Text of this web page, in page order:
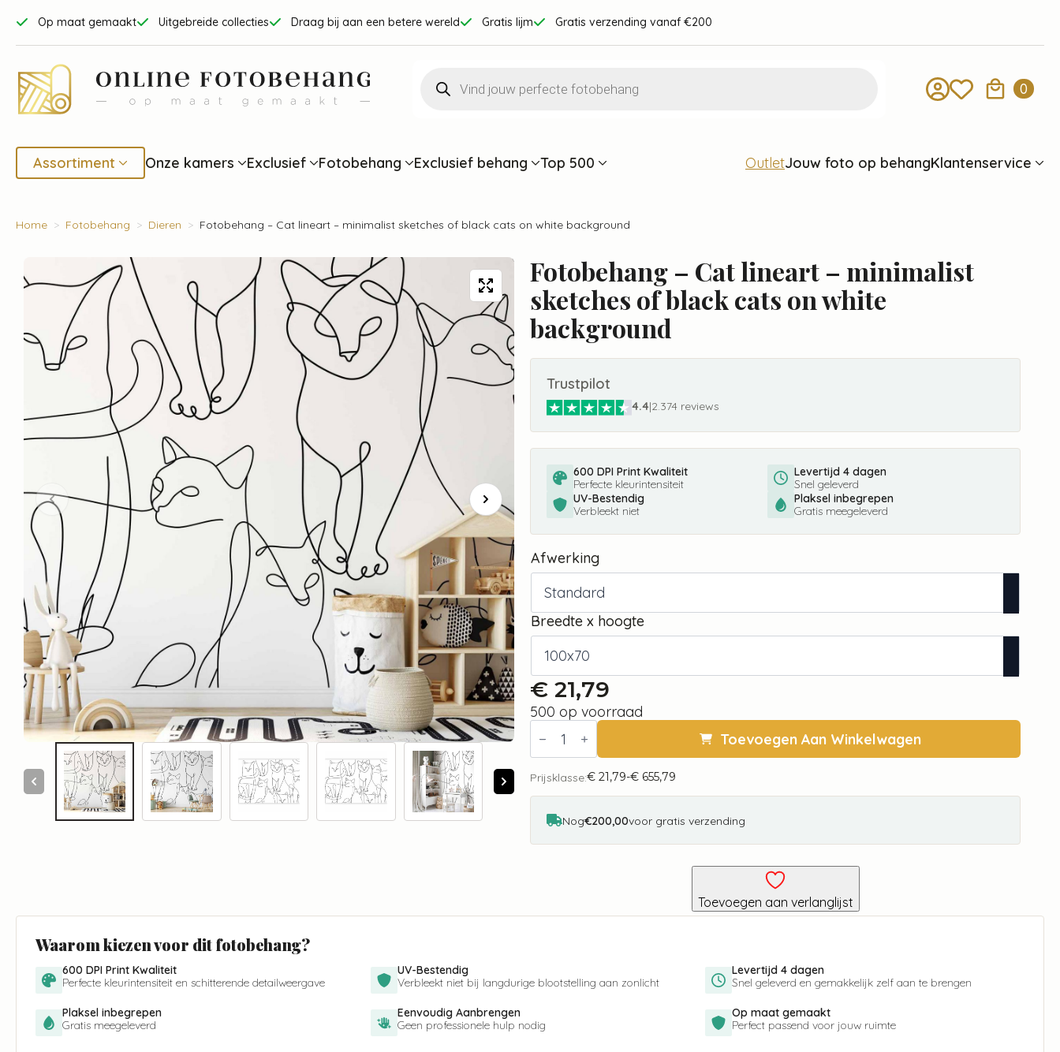
Op maat gemaakt Uitgebreide collecties Draag bij aan een betere wereld Gratis lijm Gratis verzending vanaf €200
zoeken
0
Assortiment Onze kamers Exclusief Fotobehang Exclusief behang Top 500 OutletJouw foto op behangKlantenservice
Home Fotobehang Dieren Fotobehang – Cat lineart – minimalist sketches of black cats on white background
Fotobehang – Cat lineart – minimalist
sketches of black cats on white
background
Trustpilot
4.4|2.374 reviews
600 DPI Print Kwaliteit
Perfecte kleurintensiteit
UV-Bestendig
Verbleekt niet
Levertijd 4 dagen
Snel geleverd
Plaksel inbegrepen
Gratis meegeleverd
Afwerking
Breedte x hoogte
€ 21,79
500 op voorraad
Fotobehang
Cat
-
minimalist
cats
Toevoegen Aan Winkelwagen
Prijsklasse:€ 21,79-€ 655,79
Prijsklasse:
€ 21,79
€ 655,79
Nog€200,00voor gratis verzending
Toevoegen aan verlanglijst
Waarom kiezen voor dit fotobehang?
600 DPI Print Kwaliteit
Perfecte kleurintensiteit en schitterende detailweergave
UV-Bestendig
Verbleekt niet bij langdurige blootstelling aan zonlicht
Levertijd 4 dagen
Snel geleverd en gemakkelijk zelf aan te brengen
Plaksel inbegrepen
Gratis meegeleverd
Eenvoudig Aanbrengen
Geen professionele hulp nodig
Op maat gemaakt
Perfect passend voor jouw ruimte